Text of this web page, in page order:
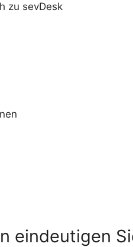
zu sevDesk
eindeutigen